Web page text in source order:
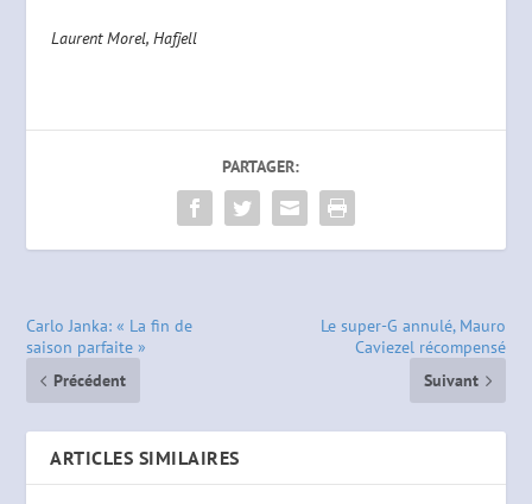
Laurent Morel, Hafjell
PARTAGER:
Carlo Janka: « La fin de
saison parfaite »
Précédent
Le super-G annulé, Mauro
Caviezel récompensé
Suivant
ARTICLES SIMILAIRES